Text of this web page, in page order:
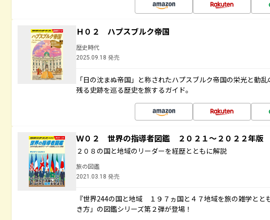
Ｈ０２ ハプスブルク帝国
歴史時代
2025.09.18 発売
「日の沈まぬ帝国」と称されたハプスブルク帝国の栄光と動
残る史跡を巡る歴史を旅するガイド。
Ｗ０２ 世界の指導者図鑑 ２０２１～２０２２年版
２０８の国と地域のリーダーを経歴とともに解説
旅の図鑑
2021.03.18 発売
『世界244の国と地域 １９７ヵ国と４７地域を旅の雑学とと
き方」の図鑑シリーズ第２弾が登場！